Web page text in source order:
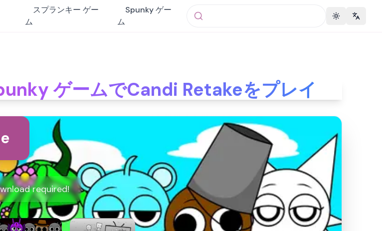
スプランキー ゲー
ム
Spunky ゲー
ム
Toggle theme
ゲームでCandi Retakeをプレイ
required!